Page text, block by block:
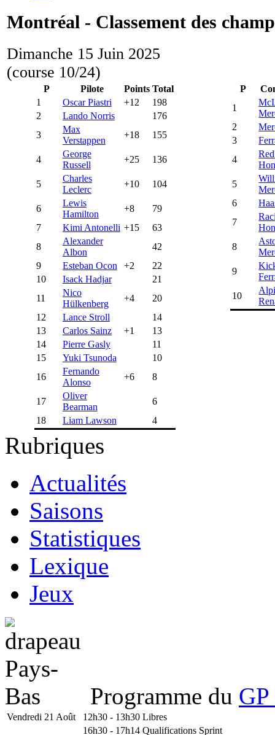
Montréal - Classement des
Dimanche 15 Juin 2025
(course 10/24)
P Pilote Points Total
1
Oscar Piastri +12
198
2
Lando Norris
176
3
Max
Verstappen
+18 155
4
George
Russell
+25 136
5
Charles
Leclerc
+10 104
6
Lewis
Hamilton
+8
79
7
Kimi Antonelli +15
63
8
Alexander
Albon
42
9
Esteban Ocon +2
22
10
Isack Hadjar
21
11
Nico
Hülkenberg
+4
20
12
Lance Stroll
14
13
Carlos Sainz +1
13
14
Pierre Gasly
11
15
Yuki Tsunoda
10
16
Fernando
Alonso
+6 8
17
Oliver
Bearman
6
18
Liam Lawson 4
P
1
2
3
4
5
6
7
8
9
10
Rubriques
Actualités
Saisons
Statistiques
Lexique
Jeux
Programme du
Vendredi 21 Août 12h30 - 13h30 Libres
16h30 - 17h14 Qualifications Sprint